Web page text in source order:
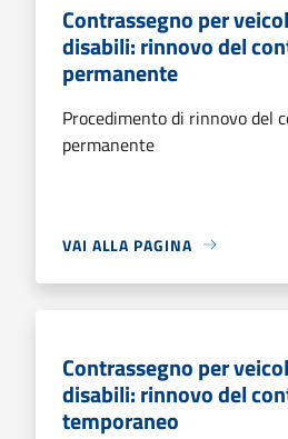
Contrassegno per
disabili: rinnovo del
permanente
Procedimento di rinnovo del
permanente
VAI ALLA PAGINA
Contrassegno per
disabili: rinnovo del
temporaneo